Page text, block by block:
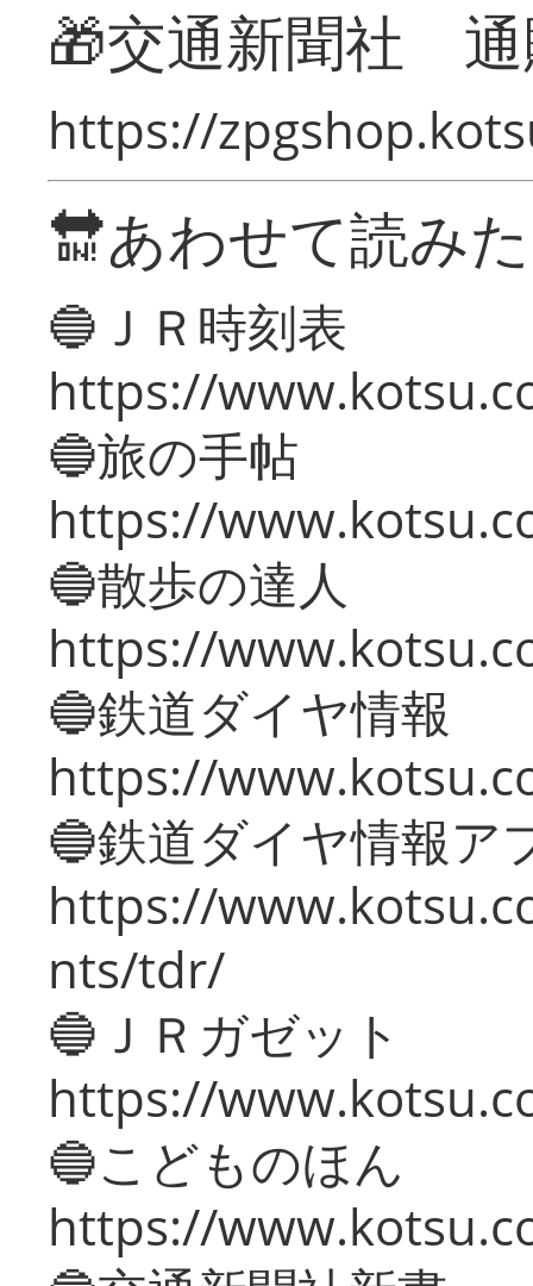
🎁交通新聞社
https://
🔛あわせて読み
🔵ＪＲ時刻表
https://
🔵旅の手帖
https://
🔵散歩の達人
https://
🔵鉄道ダイヤ情報
https://
🔵鉄道ダイヤ情報ア
https://
nts/tdr/
🔵ＪＲガゼット
https://
🔵こどものほん
https://